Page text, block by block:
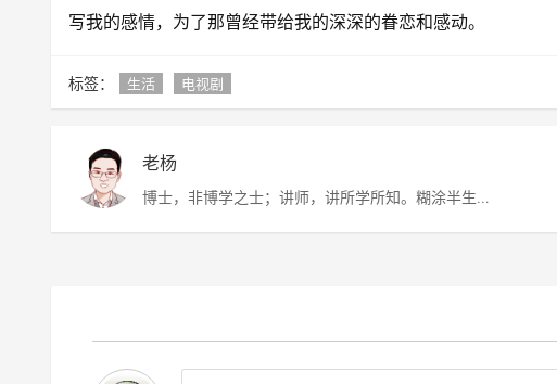
写我的感情，为了那曾经带给我的深深的眷恋和感动。
标签： 生活 电视剧
老杨
博士，非博学之士；讲师，讲所学所知。糊涂半生，